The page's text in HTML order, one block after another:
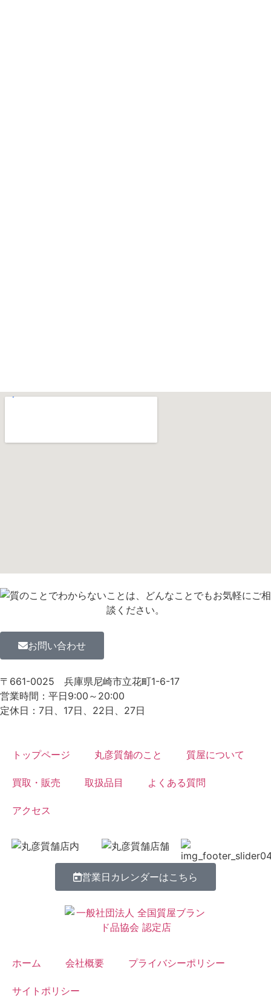
お問い合わせ
〒661-0025 兵庫県尼崎市立花町1-6-17
営業時間：平日9:00～20:00
定休日：7日、17日、22日、27日
トップページ 丸彦質舗のこと 質屋について
買取・販売 取扱品目 よくある質問
アクセス
営業日カレンダーはこちら
ホーム 会社概要 プライバシーポリシー
サイトポリシー